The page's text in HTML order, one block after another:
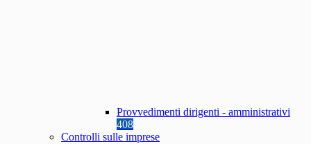
Provvedimenti dirigenti - amministrativi
408
Controlli sulle imprese